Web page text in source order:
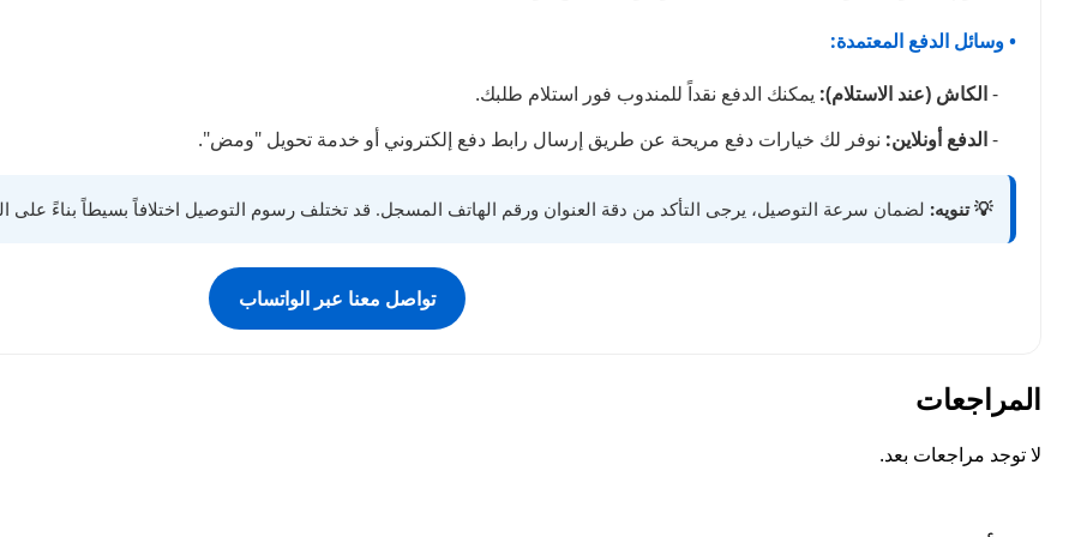
• وسائل الدفع المعتمدة:
-الكاش (عند الاستلام): يمكنك الدفع نقداً للمندوب فور استلام طلبك.
-الدفع أونلاين: نوفر لك خيارات دفع مريحة عن طريق إرسال رابط دفع إلكتروني أو خدمة تحويل "ومض".
💡 تنويه: لضمان سرعة التوصيل، يرجى التأكد من دقة العنوان ورقم الهاتف المسجل. قد تختلف رسوم التوصيل اختلافاً بسيطاً بناءً على
تواصل معنا عبر الواتساب
المراجعات
لا توجد مراجعات بعد.